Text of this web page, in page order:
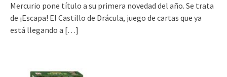
Mercurio pone título a su primera novedad del año. Se trata
de ¡Escapa! El Castillo de Drácula, juego de cartas que ya
está llegando a […]